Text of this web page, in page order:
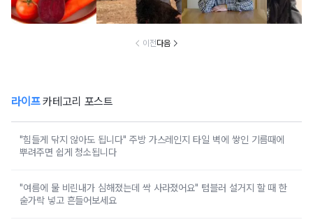
이전다음
라이프카테고리 포스트
"힘들게 닦지 않아도 됩니다" 주방 가스레인지 타일 벽에 쌓인 기름때에
뿌려주면 쉽게 청소됩니다
"여름에 물 비린내가 심해졌는데 싹 사라졌어요" 텀블러 설거지 할 때 한
숟가락 넣고 흔들어보세요